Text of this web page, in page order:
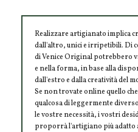
Realizzare artigianato implica
dall'altro, unici e irripetibili. Di
di Venice Original potrebbero
e nella forma, in base alla
dall'estro e dalla creatività del
Se non trovate online quello
qualcosa di leggermente
le vostre necessità, i vostri
proporrà l'artigiano più adatto